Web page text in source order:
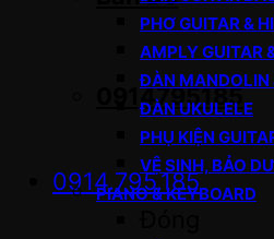
0914795185
0914.795.185
PHƠ GUITAR &
AMPLY GUITAR
ĐÀN MANDOLIN
ĐÀN UKULELE
PHỤ KIỆN
VỆ SINH, BẢO
PIANO & KEYBOARD